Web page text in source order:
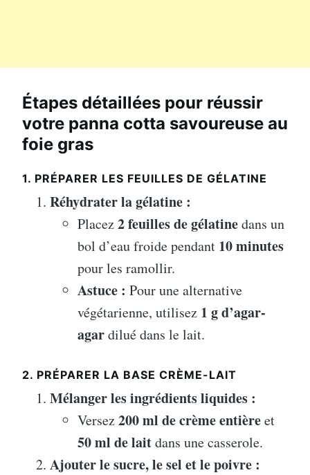
Étapes détaillées pour réussir
votre panna cotta savoureuse au
foie gras
1. PRÉPARER LES FEUILLES DE GÉLATINE
Réhydrater la gélatine :
Placez2 feuilles de gélatinedans un
bol d’eau froide pendant 10 minutes
pour les ramollir.
Astuce : Pour une alternative
végétarienne, utilisez 1 g d’agar-
agardilué dans le lait.
2. PRÉPARER LA BASE CRÈME-LAIT
Mélanger les ingrédients liquides :
Versez200 ml de crème entièreet
50 ml de laitdans une casserole.
Ajouter le sucre, le sel et le poivre :